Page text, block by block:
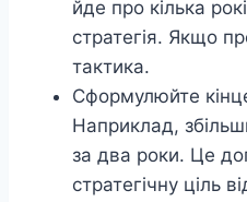
йде про кілька
стратегія. Якщо
тактика.
Сформулюйте
Наприклад,
за два роки. Це
стратегічну ціль